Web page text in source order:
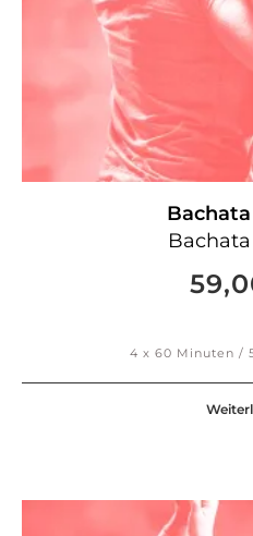
Bachata
Bachata
4 x 60 Minuten /